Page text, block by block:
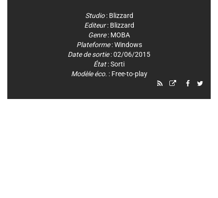
Studio: Blizzard
Editeur: Blizzard
Genre: MOBA
Plateforme:Windows
Date de sortie: 02/06/2015
État: Sorti
Modèle éco. : Free-to-play